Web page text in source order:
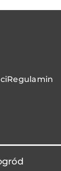
Regulamin